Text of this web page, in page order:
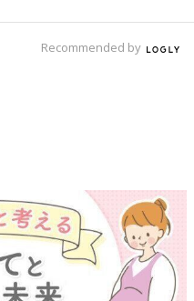
Recommended by